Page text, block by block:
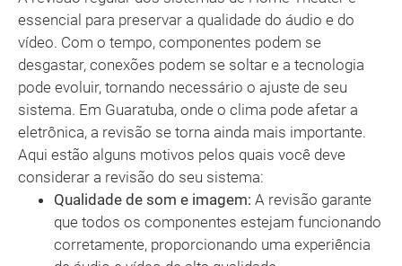
essencial para preservar a qualidade do áudio e do
vídeo. Com o tempo, componentes podem se
desgastar, conexões podem se soltar e a tecnologia
pode evoluir, tornando necessário o ajuste de seu
sistema. Em Guaratuba, onde o clima pode afetar a
eletrônica, a revisão se torna ainda mais importante.
Aqui estão alguns motivos pelos quais você deve
considerar a revisão do seu sistema:
Qualidade de som e imagem: A revisão garante
que todos os componentes estejam funcionando
corretamente, proporcionando uma experiência